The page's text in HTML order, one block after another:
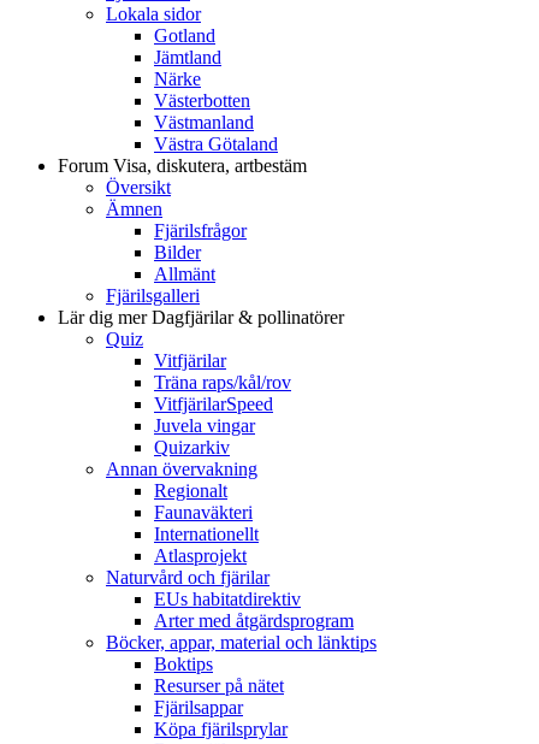
Lokala sidor
Gotland
Jämtland
Närke
Västerbotten
Västmanland
Västra Götaland
Forum Visa, diskutera, artbestäm
Översikt
Ämnen
Fjärilsfrågor
Bilder
Allmänt
Fjärilsgalleri
Lär dig merDagfjärilar & pollinatörer
Quiz
Vitfjärilar
Träna raps/kål/rov
VitfjärilarSpeed
Juvela vingar
Quizarkiv
Annan övervakning
Regionalt
Faunaväkteri
Internationellt
Atlasprojekt
Naturvård och fjärilar
EUs habitatdirektiv
Arter med åtgärdsprogram
Böcker, appar, material och länktips
Boktips
Resurser på nätet
Fjärilsappar
Köpa fjärilsprylar